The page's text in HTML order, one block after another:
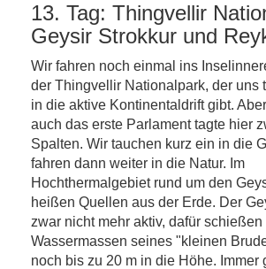
13. Tag: Thingvellir
Geysir Strokkur und
Wir fahren noch einmal ins
der Thingvellir Nationalpark, der uns
in die aktive Kontinentaldrift gibt.
auch das erste Parlament tagte hier
Spalten. Wir tauchen kurz ein in die
fahren dann weiter in die Natur. Im
Hochthermalgebiet rund um den
heißen Quellen aus der Erde. Der
zwar nicht mehr aktiv, dafür schießen
Wassermassen seines "kleinen
noch bis zu 20 m in die Höhe. Immer